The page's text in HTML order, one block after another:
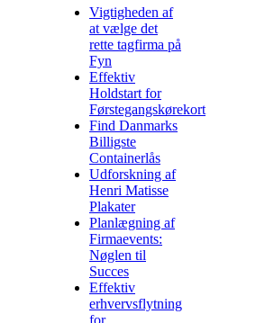
Vigtigheden af
at vælge det
rette tagfirma på
Fyn
Effektiv
Holdstart for
Førstegangskørekort
Find Danmarks
Billigste
Containerlås
Udforskning af
Henri Matisse
Plakater
Planlægning af
Firmaevents:
Nøglen til
Succes
Effektiv
erhvervsflytning